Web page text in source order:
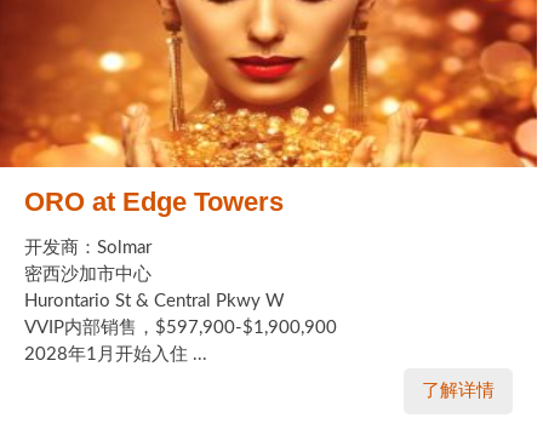
ORO at Edge Towers
开发商：Solmar
密西沙加市中心
Hurontario St & Central Pkwy W
VVIP内部销售，$597,900-$1,900,900
2028年1月开始入住 ...
了解详情